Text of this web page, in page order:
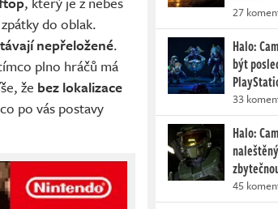
do oblak.
nepřeložené.
plno hráčů má
že bez lokalizace
po vás postavy
27
Halo:
být
33
Halo:
45